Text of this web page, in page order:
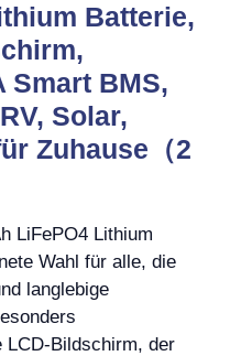
Batterie,
Smart BMS,
Solar,
Zuhause（2
LiFePO4 Lithium
Wahl für alle, die
langlebige
LCD-Bildschirm, der